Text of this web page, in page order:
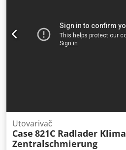
Utovarivač
Case 821C Radlader Klima
Zentralschmierung